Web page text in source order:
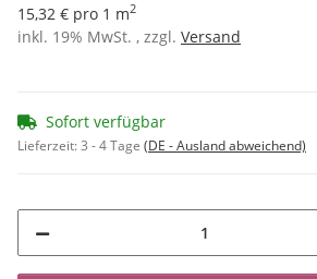
15,32 € pro 1 m2
inkl. 19% MwSt. , zzgl. Versand
Sofort verfügbar
Lieferzeit:3 - 4 Tage (DE - Ausland abweichend)